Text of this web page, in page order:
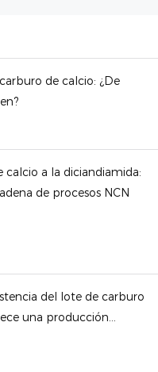
de calcio: ¿De
calcio a la diciandiamida:
de procesos NCN
del lote de carburo
una producción